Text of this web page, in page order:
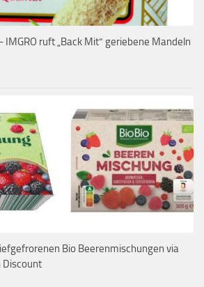
IMGRO ruft „Back Mit“ geriebene Mandeln
Bio Beerenmischungen via
Discount